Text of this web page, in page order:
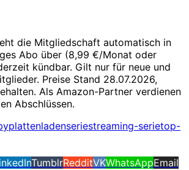
die Mitgliedschaft automatisch in
Abo über (8,99 €/Monat oder
kündbar. Gilt nur für neue und
Preise Stand 28.07.2026,
Als Amazon-Partner verdienen
Abschlüssen.
plattenladenseriestreaming-serietop-
TumblrRedditVKWhatsAppEmail